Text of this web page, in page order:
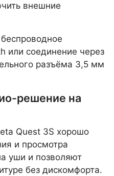
внешние
или соединение через
разъёма 3,5 мм
решение на
Quest 3S хорошо
и просмотра
уши и позволяют
без дискомфорта.